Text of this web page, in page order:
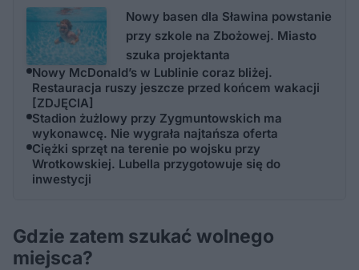
Nowy basen dla Sławina powstanie
przy szkole na Zbożowej. Miasto
szuka projektanta
Nowy McDonald’s w Lublinie coraz bliżej.
Restauracja ruszy jeszcze przed końcem wakacji
[ZDJĘCIA]
Stadion żużlowy przy Zygmuntowskich ma
wykonawcę. Nie wygrała najtańsza oferta
Ciężki sprzęt na terenie po wojsku przy
Wrotkowskiej. Lubella przygotowuje się do
inwestycji
Gdzie zatem szukać wolnego
miejsca?